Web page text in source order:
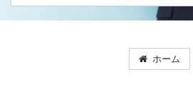
ホーム